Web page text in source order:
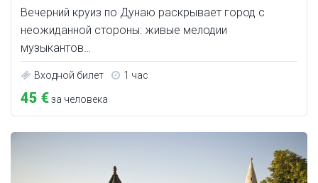
Вечерний круиз по Дунаю раскрывает город с
неожиданной стороны: живые мелодии
музыкантов…
Входной билет 1 час
45 €за человека